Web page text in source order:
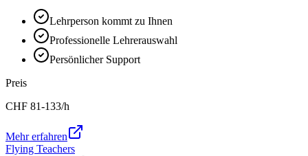
Lehrperson kommt zu Ihnen
Professionelle Lehrerauswahl
Persönlicher Support
Preis
CHF 81-133/h
Mehr erfahren
Flying Teachers